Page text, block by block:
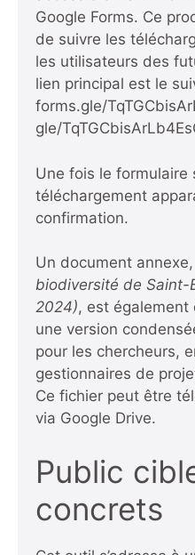
Google Forms. Ce
de suivre les
les utilisateurs des
lien principal est le
forms.gle/
gle/
Une fois le formulaire
téléchargement
confirmation.
Un document
biodiversité de Saint-
2024), est également
une version
pour les chercheurs,
gestionnaires de
Ce fichier peut être
via Google Drive.
Public
concrets